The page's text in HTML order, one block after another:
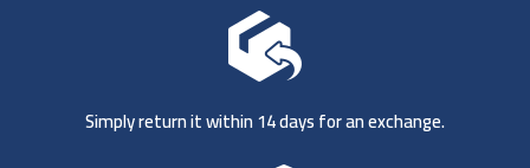
Simply return it within 14 days for an exchange.